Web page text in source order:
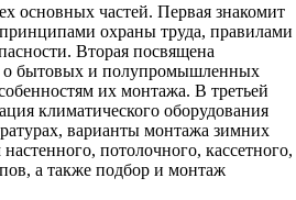
основных частей. Первая знакомит
охраны труда, правилами
Вторая посвящена
о бытовых и полупромышленных
их монтажа. В третьей
климатического оборудования
варианты монтажа зимних
потолочного, кассетного,
а также подбор и монтаж